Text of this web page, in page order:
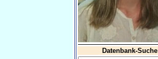
Datenbank-Suche